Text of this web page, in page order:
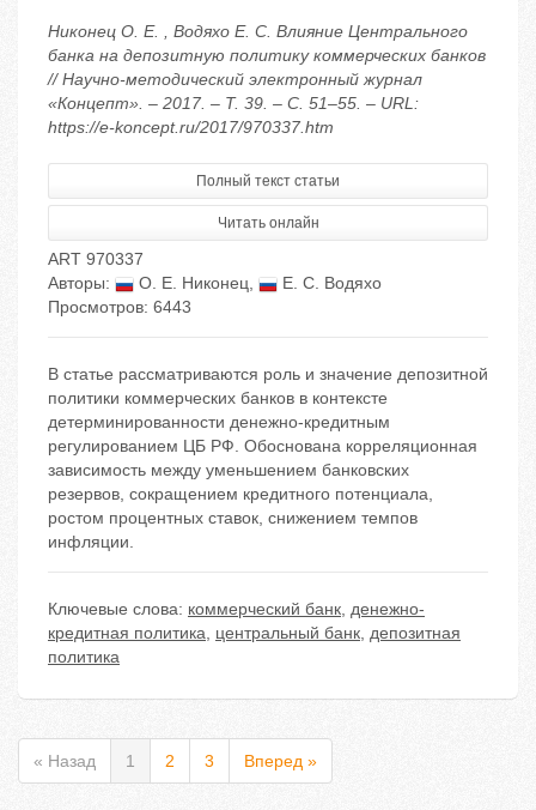
Никонец О. Е. , Водяхо Е. С. Влияние Центрального
банка на депозитную политику коммерческих банков
// Научно-методический электронный журнал
«Концепт». – 2017. – Т. 39. – С. 51–55. – URL:
https://e-koncept.ru/2017/970337.htm
Полный текст статьи
Читать онлайн
ART 970337
Авторы:
О. Е. Никонец,
Е. С. Водяхо
Просмотров: 6443
В статье рассматриваются роль и значение депозитной
политики коммерческих банков в контексте
детерминированности денежно-кредитным
регулированием ЦБ РФ. Обоснована корреляционная
зависимость между уменьшением банковских
резервов, сокращением кредитного потенциала,
ростом процентных ставок, снижением темпов
инфляции.
Ключевые слова: коммерческий банк, денежно-
кредитная политика, центральный банк, депозитная
политика
« Назад 1 2 3 Вперед »